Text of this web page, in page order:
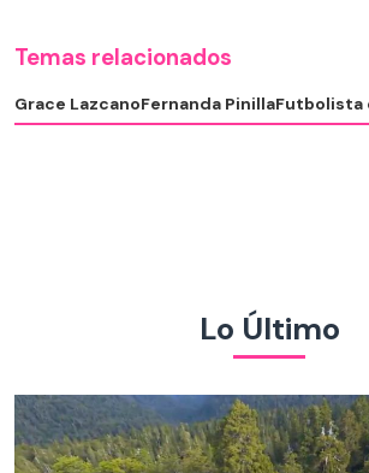
Temas relacionados
Grace LazcanoFernanda PinillaFutbolista
Lo Último